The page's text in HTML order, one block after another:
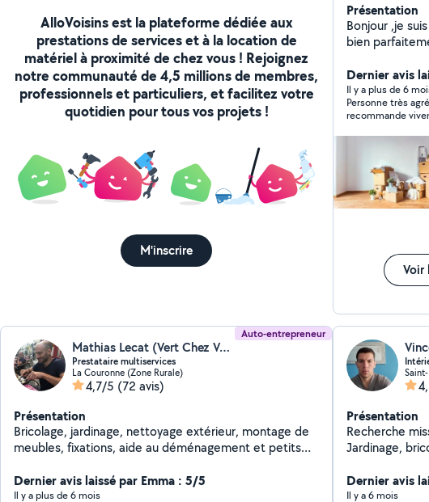
AlloVoisins est la plateforme dédiée aux
prestations de services et à la location de
matériel à proximité de chez vous ! Rejoignez
notre communauté de 4,5 millions de membres,
professionnels et particuliers, et facilitez votre
quotidien pour tous vos projets !
M'inscrire
Présentation
Bonjour ,je
bien parfaitement toujours
plus service
Dernier avis
Il y a plus de 6
Personne très
recommande
Voir
Auto-entrepreneur
Mathias Lecat (Vert Chez Vous)
Prestataire multiservices
La Couronne (Zone Rurale)
4,7/5 (72 avis)
Présentation
Bricolage, jardinage, nettoyage extérieur, montage de
meubles, fixations, aide au déménagement et petits
Dernier avis laissé par Emma : 5/5
Il y a plus de 6 mois
Présentation
Recherche
Jardinage,
Dernier avis
Il y a 6 mois